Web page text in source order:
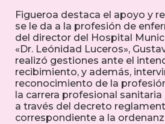
Figueroa destaca el apoyo y
se le da a la profesión de
del director del Hospital
«Dr. Leónidad Luceros»,
realizó gestiones ante el
recibimiento, y además,
reconocimiento de la
la carrera profesional sanitaria
a través del decreto
correspondiente a la